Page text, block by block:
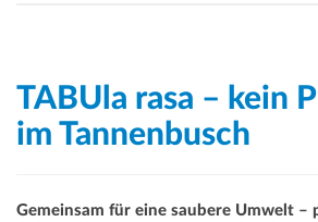
TABUla rasa – kein
im Tannenbusch
Gemeinsam für eine saubere Umwelt –